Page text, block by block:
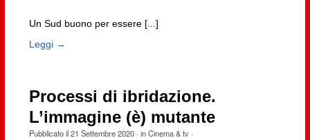
Un Sud buono per essere [...]
Leggi →
Processi di ibridazione.
L’immagine (è) mutante
Pubblicato il21 Settembre 2020· inCinema & tv·